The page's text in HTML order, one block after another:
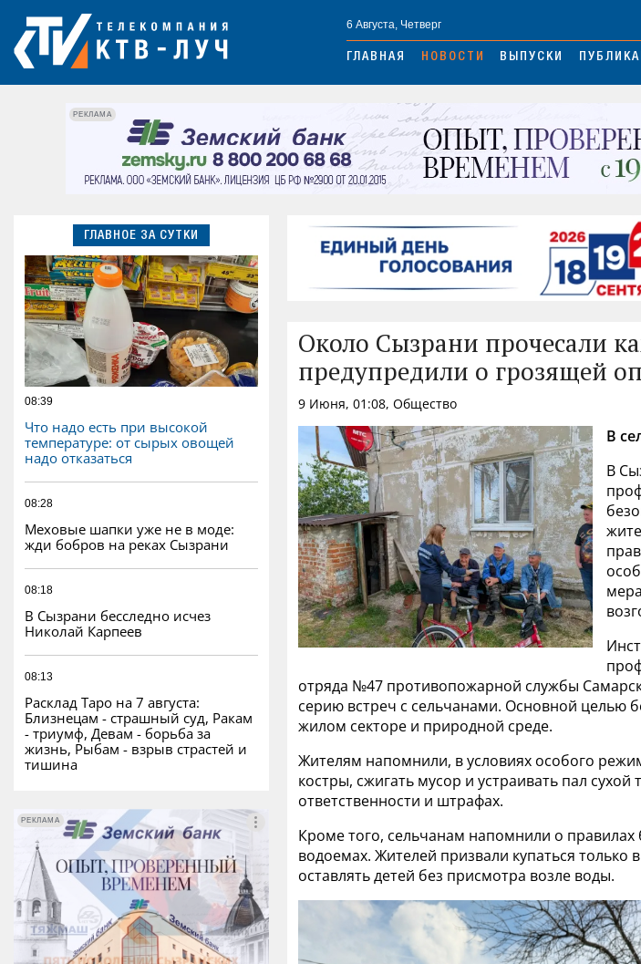
6 Августа, Четверг
ГЛАВНАЯ НОВОСТИ ВЫПУСКИ
РЕКЛАМА
ГЛАВНОЕ ЗА СУТКИ
08:39
Что надо есть при высокой
температуре: от сырых овощей
надо отказаться
08:28
Меховые шапки уже не в моде:
жди бобров на реках Сызрани
08:18
В Сызрани бесследно исчез
Николай Карпеев
08:13
Расклад Таро на 7 августа:
Близнецам - страшный суд, Ракам
- триумф, Девам - борьба за
жизнь, Рыбам - взрыв страстей и
тишина
РЕКЛАМА
РЕКЛАМА
Около Сызрани прочесали
предупредили о грозящей
9 Июня, 01:08, Общество
В
В
отряда №47 противопожарной службы
серию встреч с сельчанами. Основной целью
жилом секторе и природной среде.
Жителям напомнили, в условиях особого
костры, сжигать мусор и устраивать пал
ответственности и штрафах.
Кроме того, сельчанам напомнили о правилах
водоемах. Жителей призвали купаться
оставлять детей без присмотра возле воды.